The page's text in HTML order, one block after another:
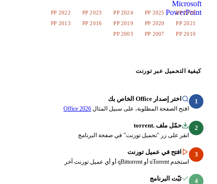
PP
PP 2024
PP 2023
PP 2022
PP 2019
PP 2016
PP 2013
PP 2003
عبر تورنت
المطلوبة، على سبيل المثالOffice 2026
"تحميل تورنت" في صفحة البرنامج
عميل تورنت